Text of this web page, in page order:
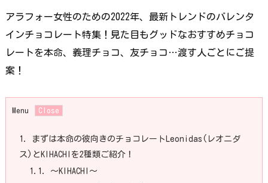
アラフォー女性のための2022年、最新トレンドのバレンタ
インチョコレート特集！見た目もグッドなおすすめチョコ
レートを本命、義理チョコ、友チョコ…渡す人ごとにご提
案！
Menu
1.
まずは本命の彼向きのチョコレートLeonidas(レオニダ
ス)とKIHACHIを2種類ご紹介！
1.1.
〜KIHACHI〜